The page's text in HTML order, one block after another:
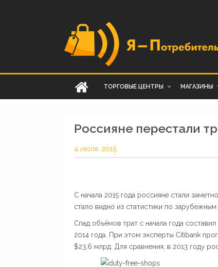
ТОРГОВЫЕ ЦЕНТРЫ МАГАЗИНЫ
Россияне перестали
4 июля, 2015
С начала 2015 года россияне стали
стало видно из статистики по
Спад объёмов трат с начала года
2014 года. При этом эксперты Citibank
$23,6 млрд. Для сравнения, в 2013 году